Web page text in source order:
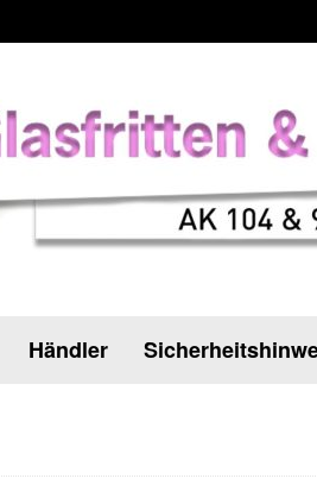
Händler